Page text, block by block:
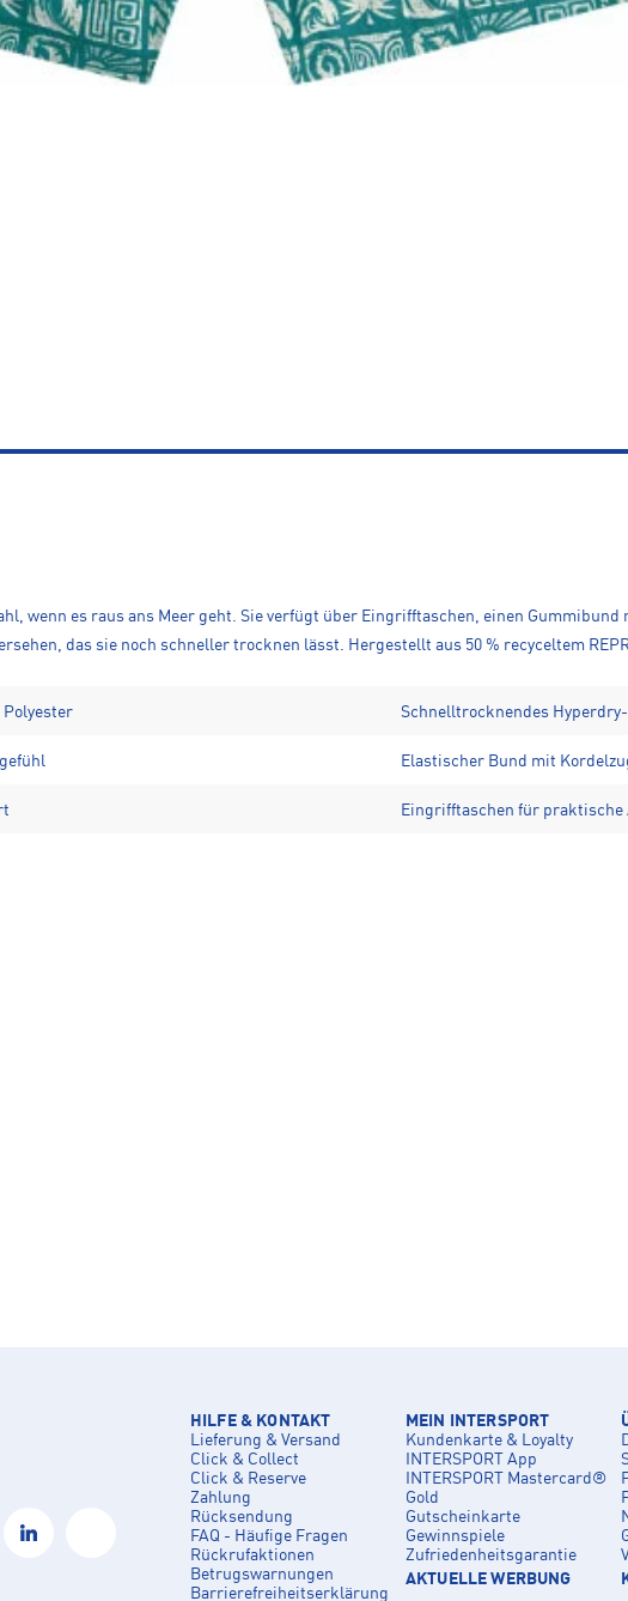
wenn es raus ans Meer geht. Sie verfügt über Eingrifftaschen, einen
das sie noch schneller trocknen lässt. Hergestellt aus 50 % recyceltem
Polyester Schnelltrocknendes
Elastischer Bund mit
Eingrifftaschen für praktische
HILFE & KONTAKT
Lieferung & Versand
Click & Collect
Click & Reserve
Zahlung
Rücksendung
FAQ - Häufige Fragen
Rückrufaktionen
Betrugswarnungen
Barrierefreiheitserklärung
MEIN INTERSPORT
Kundenkarte & Loyalty
INTERSPORT App
INTERSPORT Mastercard®
Gold
Gutscheinkarte
Gewinnspiele
Zufriedenheitsgarantie
AKTUELLE WERBUNG